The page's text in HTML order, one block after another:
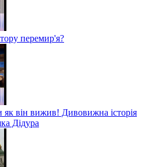
перемир'я?
як він вижив! Дивовижна історія
Дідура